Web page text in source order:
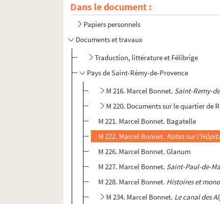
Dans le document :
Papiers personnels
Documents et travaux
Traduction, littérature et Félibrige
Pays de Saint-Rémy-de-Provence
M 216. Marcel Bonnet. Saint-Remy-
M 220. Documents sur le quartier de
M 221. Marcel Bonnet. Bagatelle
M 222. Marcel Bonnet. Notes sur
M 226. Marcel Bonnet. Glanum
M 227. Marcel Bonnet. Saint-Paul-de-
M 228. Marcel Bonnet. Histoires et
M 234. Marcel Bonnet. Le canal des